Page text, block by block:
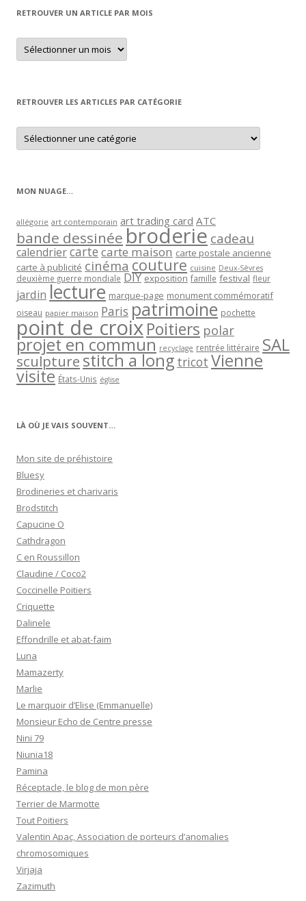
RETROUVER UN ARTICLE PAR MOIS
Retrouver
un
article
RETROUVER LES ARTICLES PAR CATÉGORIE
Retrouver
les
articles
MON NUAGE…
allégorie art contemporain art trading card ATC
bande dessinée broderie cadeau
calendriercartecarte maison carte postale ancienne
carte à publicité cinéma couture cuisine Deux-Sèvres
deuxième guerre mondiale DIY exposition famille festival fleur
jardin lecture marque-page monument commémoratif
oiseau papier maison Paris patrimoine pochette
point de croixPoitiers polar
projet en commun recyclage rentrée littéraire SAL
sculpturestitch a long tricot Vienne
visite États-Unis église
LÀ OÙ JE VAIS SOUVENT…
Mon site de préhistoire
Bluesy
Brodineries et charivaris
Brodstitch
Capucine O
Cathdragon
C en Roussillon
Claudine / Coco2
Coccinelle Poitiers
Criquette
Dalinele
Effondrille et abat-faim
Luna
Mamazerty
Marlie
Le marquoir d’Elise (Emmanuelle)
Monsieur Echo de Centre presse
Nini 79
Niunia18
Pamina
Réceptacle, le blog de mon père
Terrier de Marmotte
Tout Poitiers
Valentin Apac, Association de porteurs d’anomalies
chromosomiques
Virjaja
Zazimuth